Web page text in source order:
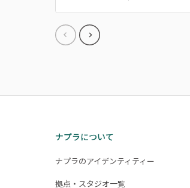
ナプラについて
ナプラのアイデンティティー
拠点・スタジオ一覧